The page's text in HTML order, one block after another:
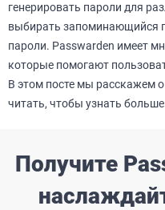
генерировать пароли для
выбирать запоминающийся
пароли. Passwarden имеет
которые помогают
В этом посте мы расскажем
читать, чтобы узнать
Получите